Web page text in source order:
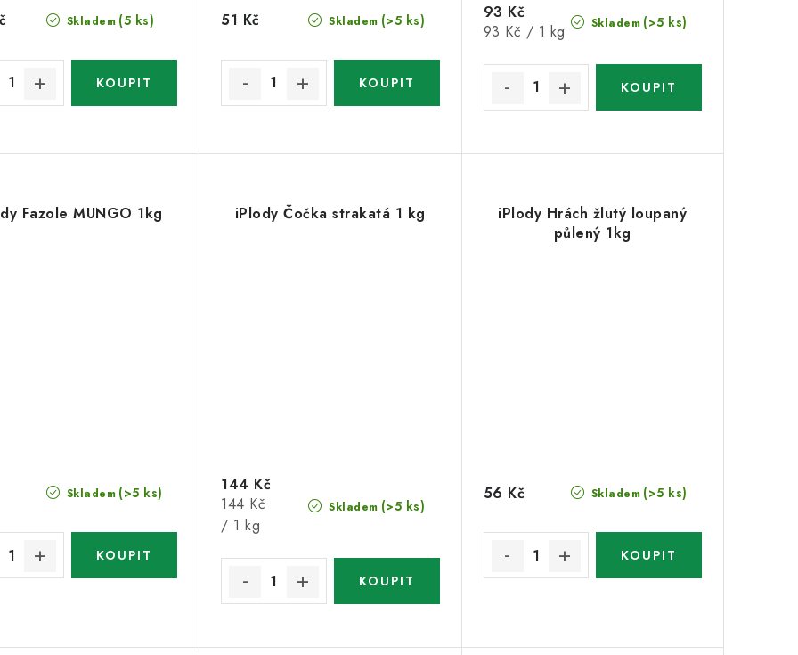
Skladem (5 ks) Skladem (>5 ks)
51 Kč Skladem (>5 ks)
93 Kč
Měrná
93 Kč / 1 kg
Fazole MUNGO 1kg
Skladem (>5 ks)
iPlody Čočka strakatá 1 kg
Skladem (>5 ks)
144 Kč
Měrná
cena:
144 Kč
/ 1 kg
iPlody Hrách žlutý loupaný
půlený 1kg
Skladem (>5 ks)
56 Kč